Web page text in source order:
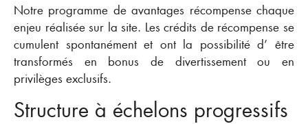
Notre programme de avantages récompense chaque
enjeu réalisée sur la site. Les crédits de récompense se
cumulent spontanément et ont la possibilité d’ être
transformés en bonus de divertissement ou en
privilèges exclusifs.
Structure à échelons progressifs